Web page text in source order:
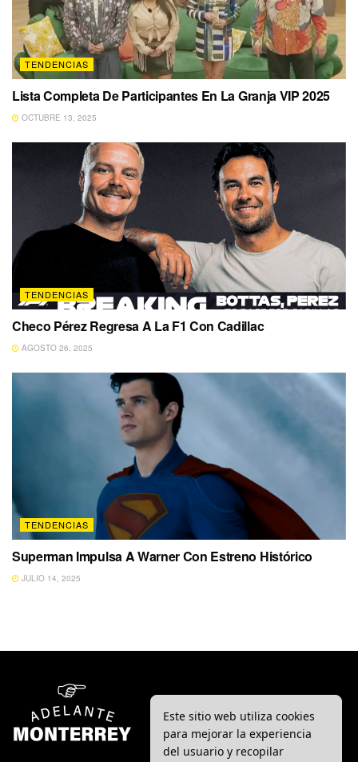
TENDENCIAS
Lista Completa De Participantes En La Granja VIP 2025
OCTUBRE 13, 2025
TENDENCIAS
Checo Pérez Regresa A La F1 Con Cadillac
AGOSTO 26, 2025
TENDENCIAS
Superman Impulsa A Warner Con Estreno Histórico
JULIO 14, 2025
Este sitio web utiliza cookies
para mejorar la experiencia
del usuario y recopilar